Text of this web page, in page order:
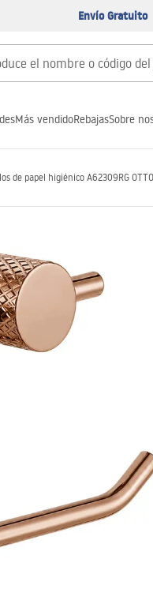
Envío Gratuito
Más vendidoRebajasSobre
de papel higiénico A62309RG